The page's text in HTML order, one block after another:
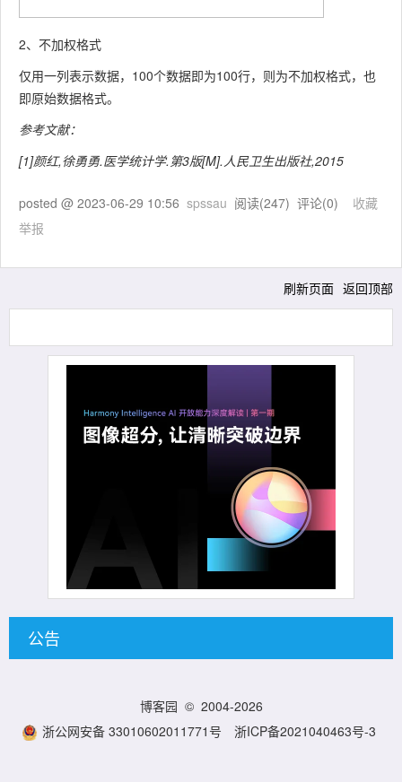
2、不加权格式
仅用一列表示数据，100个数据即为100行，则为不加权格式，也
即原始数据格式。
参考文献：
[1]颜红,徐勇勇.医学统计学.第3版[M].人民卫生出版社,2015
posted @ 2023-06-29 10:56 spssau 阅读(247) 评论(0) 收藏
举报
刷新页面 返回顶部
公告
博客园 © 2004-2026
浙公网安备 33010602011771号
浙ICP备2021040463号-3